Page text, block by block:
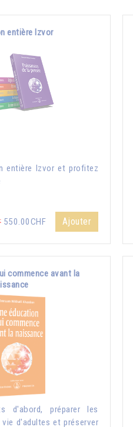
entière Izvor
entière Izvor et profitez
550.00CHF Ajouter
commence avant la
d'abord, préparer les
d'adultes et préserver